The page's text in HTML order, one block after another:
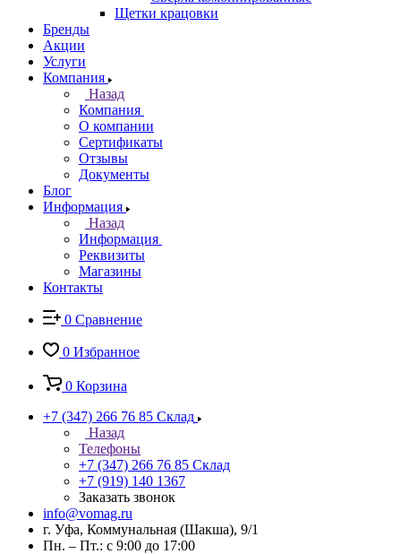
Щетки крацовки
Бренды
Акции
Услуги
Компания
Назад
Компания
О компании
Сертификаты
Отзывы
Документы
Блог
Информация
Назад
Информация
Реквизиты
Магазины
Контакты
0 Сравнение
0 Избранное
0 Корзина
+7 (347) 266 76 85 Склад
Назад
Телефоны
+7 (347) 266 76 85 Склад
+7 (919) 140 1367
Заказать звонок
info@vomag.ru
г. Уфа, Коммунальная (Шакша), 9/1
Пн. – Пт.: с 9:00 до 17:00